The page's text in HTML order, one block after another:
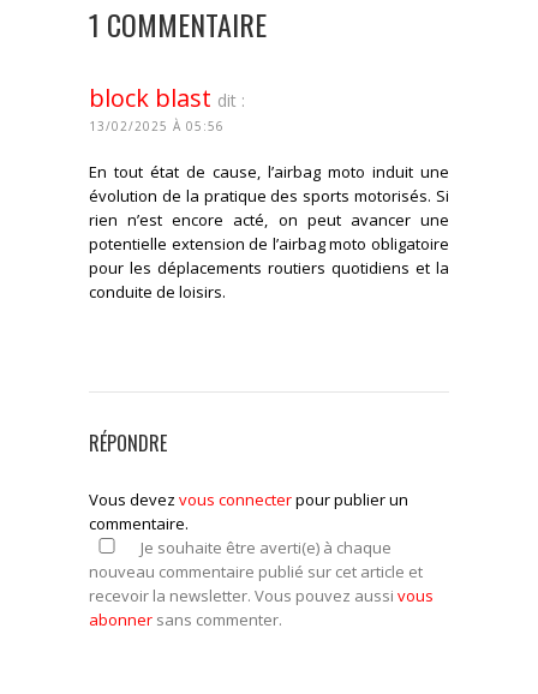
1 COMMENTAIRE
block blast dit :
13/02/2025 À 05:56
En tout état de cause, l’airbag moto induit une
évolution de la pratique des sports motorisés. Si
rien n’est encore acté, on peut avancer une
potentielle extension de l’airbag moto obligatoire
pour les déplacements routiers quotidiens et la
conduite de loisirs.
RÉPONDRE
Vous devez vous connecterpour publier un
commentaire.
Je souhaite être averti(e) à chaque
nouveau commentaire publié sur cet article et
recevoir la newsletter. Vous pouvez aussi vous
abonner sans commenter.